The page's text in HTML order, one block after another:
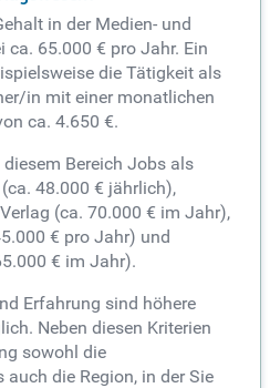
in der Medien- und
ca. 65.000 € pro Jahr. Ein
die Tätigkeit als
in mit einer monatlichen
ca. 4.650 €.
Bereich Jobs als
48.000 € jährlich),
(ca. 70.000 € im Jahr),
€ pro Jahr) und
€ im Jahr).
Erfahrung sind höhere
Neben diesen Kriterien
sowohl die
die Region, in der Sie